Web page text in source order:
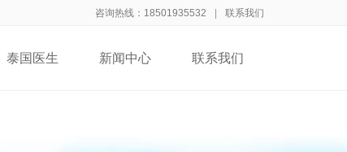
咨询热线：18501935532 联系我们
泰国医生 新闻中心 联系我们